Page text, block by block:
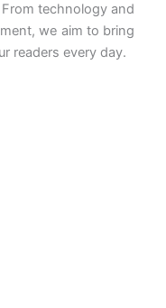
technology and
we aim to bring
readers every day.